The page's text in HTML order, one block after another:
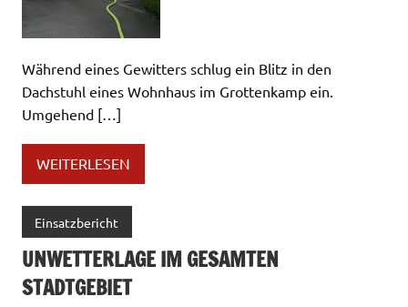
Während eines Gewitters schlug ein Blitz in den
Dachstuhl eines Wohnhaus im Grottenkamp ein.
Umgehend […]
WEITERLESEN
Einsatzbericht
UNWETTERLAGE IM GESAMTEN
STADTGEBIET